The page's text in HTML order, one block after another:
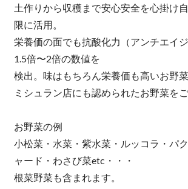
土作りから収穫まで安心安全を心掛け
限に活用。
栄養価の面でも抗酸化力（アンチエイ
1.5倍〜2倍の数値を
検出。味はもちろん栄養価も高いお野菜
ミシュラン店にも認められたお野菜を
お野菜の例
小松菜・水菜・紫水菜・ルッコラ・パ
ャード・わさび菜etc・・・
根菜野菜も含まれます。